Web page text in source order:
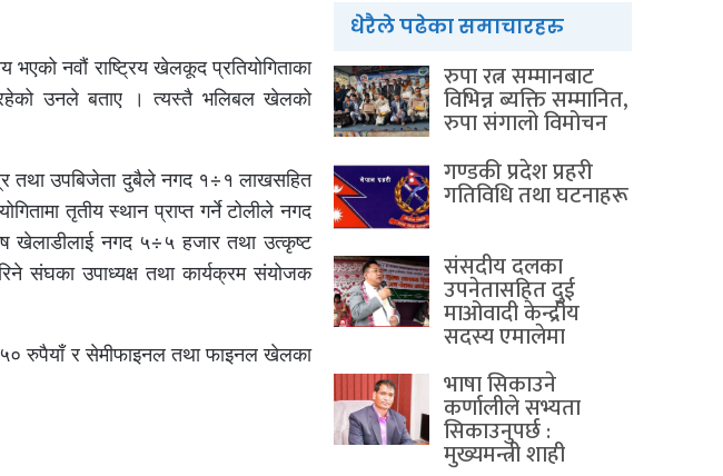
भएको नवौं राष्ट्रिय खेलकूद प्रतियोगिताका
रहेको उनले बताए । त्यस्तै भलिबल खेलको
तथा उपबिजेता दुबैले नगद १÷१ लाखसहित
तृतीय स्थान प्राप्त गर्ने टोलीले नगद
खेलाडीलाई नगद ५÷५ हजार तथा उत्कृष्ट
संघका उपाध्यक्ष तथा कार्यक्रम संयोजक
५० रुपैयाँ र सेमीफाइनल तथा फाइनल खेलका
धेरैले पढेका समाचारहरु
रुपा रत्न सम्मानबाट
विभिन्न ब्यक्ति सम्मानित,
रुपा संगालो विमोचन
गण्डकी प्रदेश प्रहरी
गतिविधि तथा घटनाहरू
संसदीय दलका
उपनेतासहित दुई
माओवादी केन्द्रीय
सदस्य एमालेमा
भाषा सिकाउने
कर्णालीले सभ्यता
सिकाउनुपर्छ :
मुख्यमन्त्री शाही